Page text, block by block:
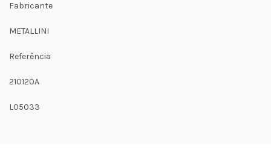
Fabricante
METALLINI
Referência
210120A
L05033